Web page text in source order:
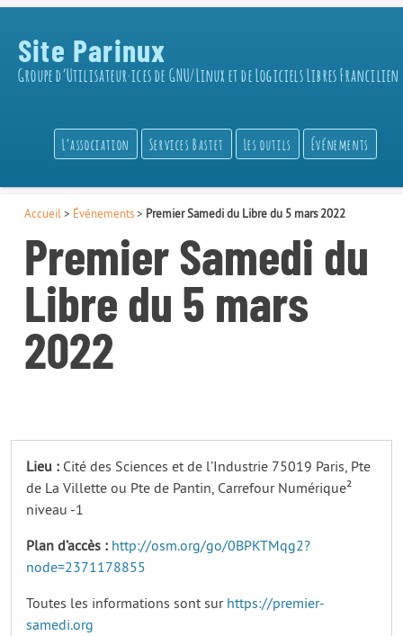
Site Parinux
Groupe d’Utilisateur·ices de GNU/Linux et de Logiciels Libres Francilien
L’association Services Bastet Les outils Événements
Accueil > Événements> Premier Samedi du Libre du 5 mars 2022
Premier Samedi du
Libre du 5 mars
2022
Lieu : Cité des Sciences et de l’Industrie 75019 Paris, Pte
de La Villette ou Pte de Pantin, Carrefour Numérique²
niveau -1
Plan d’accès : http://osm.org/go/0BPKTMqg2?
node=2371178855
Toutes les informations sont sur https://premier-
samedi.org